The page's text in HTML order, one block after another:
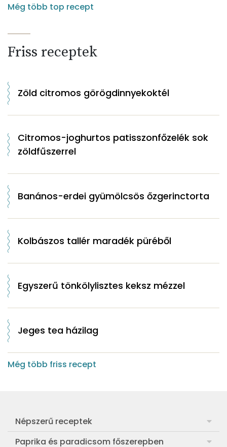
Még több top recept
Friss receptek
Zöld citromos görögdinnyekoktél
Citromos-joghurtos patisszonfőzelék sok
zöldfűszerrel
Banános-erdei gyümölcsös őzgerinctorta
Kolbászos tallér maradék püréből
Egyszerű tönkölylisztes keksz mézzel
Jeges tea házilag
Még több friss recept
Népszerű receptek
Frankfurti leves
Paprika és paradicsom főszerepben